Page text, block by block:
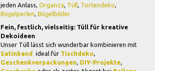
jeden Anlass, Organza Tüll Tortendeko
Bügelperlen Bügelbilder
Fein, festlich, vielseitig: Tüll für kreative
Dekoideen
Unser Tüll lässt sich wunderbar kombinieren mit
Satinband  ideal für Tischdeko
Geschenkverpackungen DIY-Projekte,